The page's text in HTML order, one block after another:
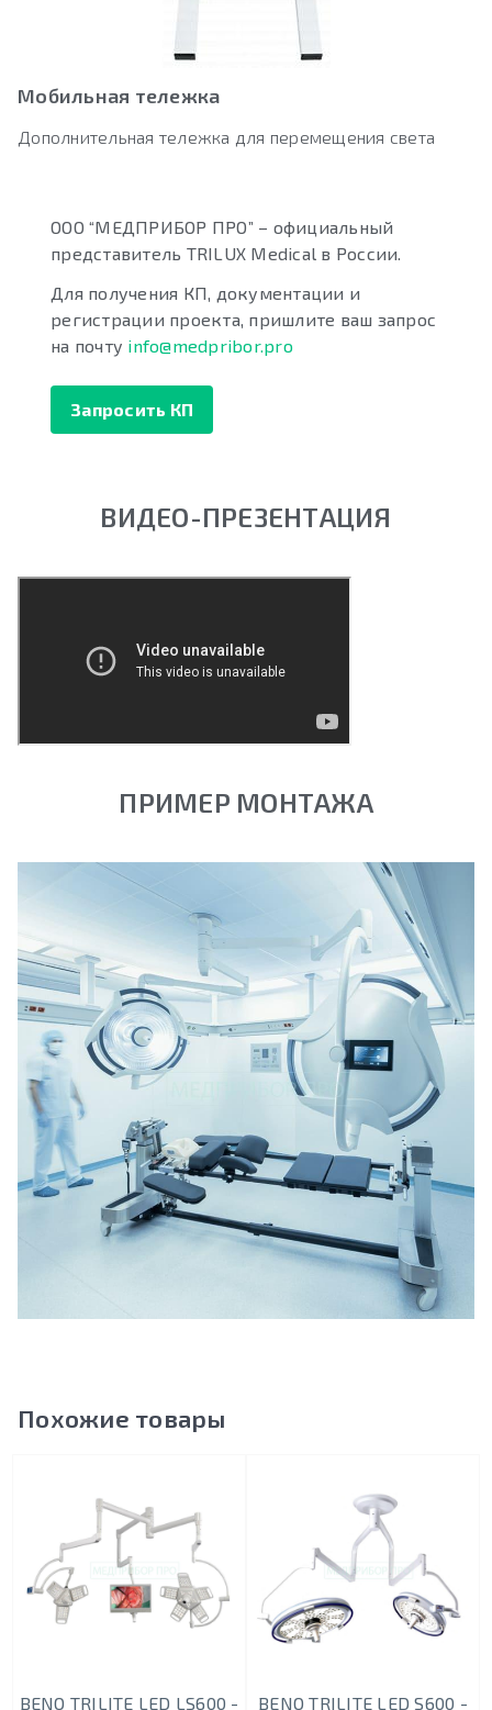
Мобильная тележка
Дополнительная тележка для перемещения света
ООО “МЕДПРИБОР ПРО” – официальный
представитель TRILUX Medical в России.
Для получения КП, документации и
регистрации проекта, пришлите ваш запрос
на почту info@medpribor.pro
Запросить КП
ВИДЕО-ПРЕЗЕНТАЦИЯ
ПРИМЕР МОНТАЖА
Похожие товары
BENQ TRILITE LED LS600 - BENQ TRILITE LED S600 -